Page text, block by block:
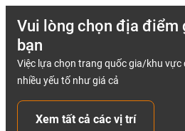
Vui lòng chọn địa điểm
bạn
Việc lựa chọn trang quốc gia/khu vực
nhiều yếu tố như giá cả
Xem tất cả các vị trí